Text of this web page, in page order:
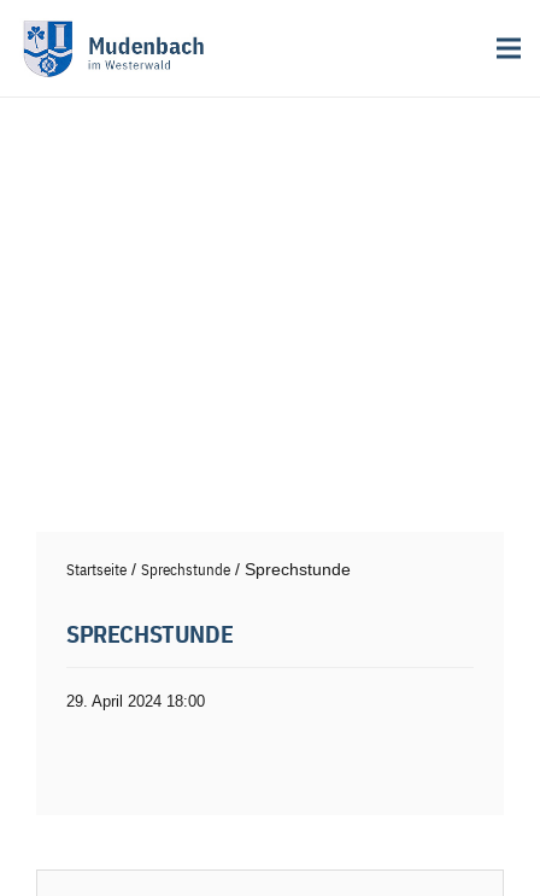
Startseite / Sprechstunde / Sprechstunde
SPRECHSTUNDE
29. April 2024 18:00